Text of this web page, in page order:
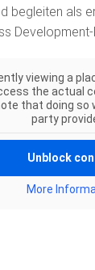
begleiten als
viewing a
the actual
that doing
party
Unblock
More